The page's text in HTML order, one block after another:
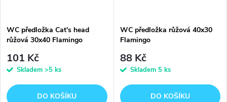
WC předložka Cat's head
růžová 30x40 Flamingo
101 Kč
Skladem >5 ks
DO KOŠÍKU
WC předložka růžová 40x30
Flamingo
88 Kč
Skladem 5 ks
DO KOŠÍKU